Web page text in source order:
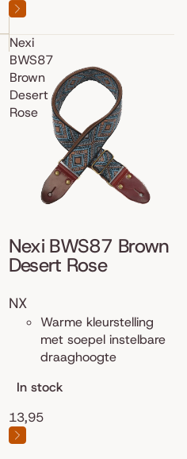
Nexi
BWS87
Brown
Desert
Rose
Nexi BWS87 Brown
Desert Rose
NX
Warme kleurstelling
met soepel instelbare
draaghoogte
In stock
13,95